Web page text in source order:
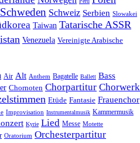
Schweden Schweiz Serbien Slowakei
Taiwan Tatarische ASSR
Venezuela Vereinigte Arabische
Air Alt Anthem Bagatelle Ballett Bass
Chornoten Chorpartitur Chorwerk
Etüde Fantasie Frauenchor
Improvisation Instrumentalmusik Kammermusik
Kyrie Lied Messe Motette
Oratorium Orchesterpartitur